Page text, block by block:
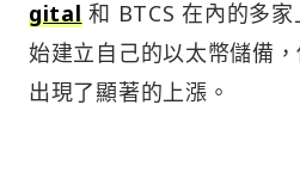
gital和 BTCS 在內的多家
始建立自己的以太幣儲備
出現了顯著的上漲。